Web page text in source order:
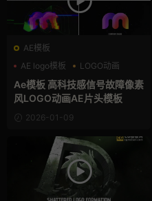
AE模板
AE logo模板
LOGO动画
像素
Ae模板 高科技感信号故障像素
风LOGO动画AE片头模板
2026-01-09